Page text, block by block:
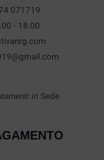
071719
- 18.00
in Sede